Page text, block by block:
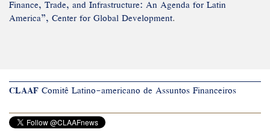
Finance, Trade, and Infrastructure: An Agenda for Latin
America”, Center for Global Development.
CLAAF Comitê Latino-americano de Assuntos Financeiros